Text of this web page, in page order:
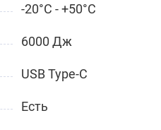
-20°C - +50°C
6000 Дж
USB Type-C
Есть